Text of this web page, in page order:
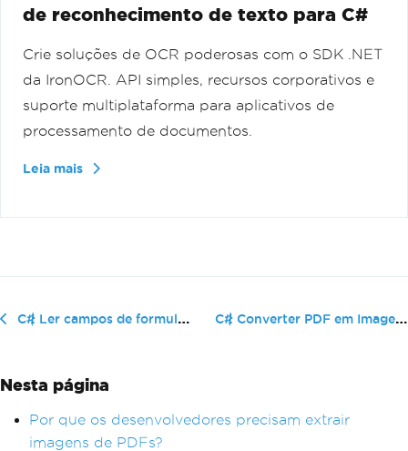
de reconhecimento de texto para C#
Crie soluções de OCR poderosas com o SDK .NET
da IronOCR. API simples, recursos corporativos e
suporte multiplataforma para aplicativos de
processamento de documentos.
Leia mais
C# Ler campos de formulário PDF: Extrair dados de formulário programaticamente C# Converter PDF em Imagem: Guia Co...
Nesta página
Por que os desenvolvedores precisam extrair
imagens de PDFs?